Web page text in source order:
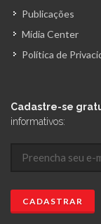
Publicações
Mídia Center
Política de
Cadastre-se
informativos: